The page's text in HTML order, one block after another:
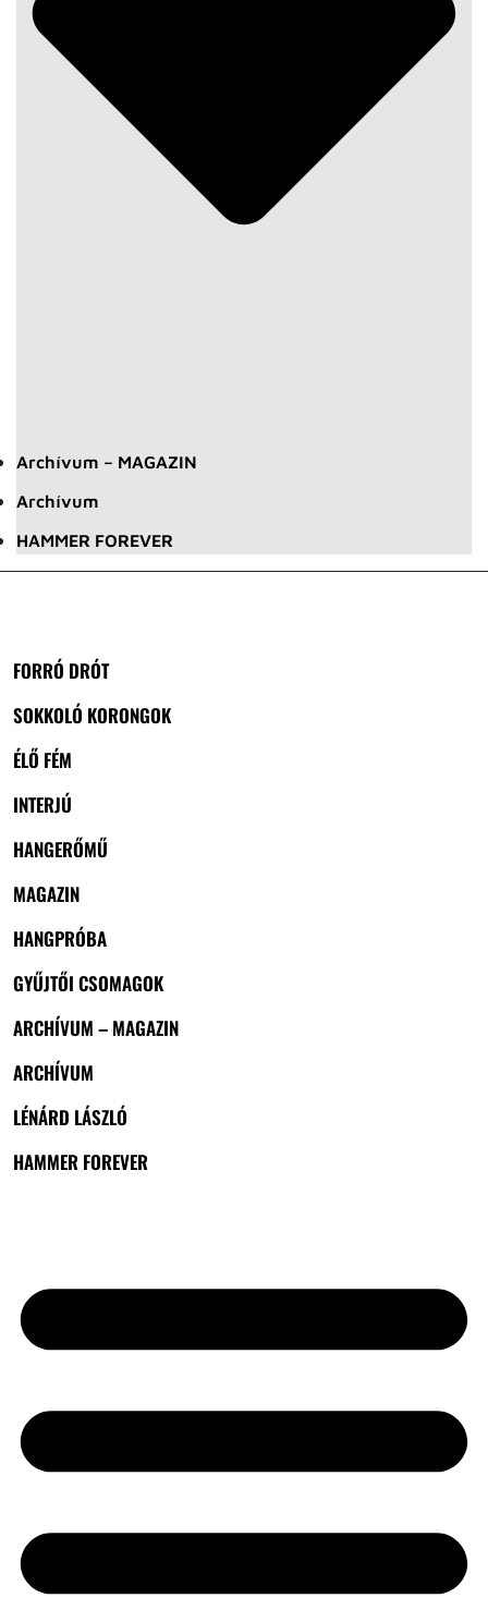
Archívum – MAGAZIN
Archívum
HAMMER FOREVER
FORRÓ DRÓT
SOKKOLÓ KORONGOK
ÉLŐ FÉM
INTERJÚ
HANGERŐMŰ
MAGAZIN
HANGPRÓBA
GYŰJTŐI CSOMAGOK
ARCHÍVUM – MAGAZIN
ARCHÍVUM
LÉNÁRD LÁSZLÓ
HAMMER FOREVER